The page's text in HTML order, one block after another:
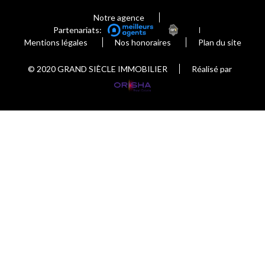
Notre agence
Partenariats:
Mentions légales
Nos honoraires Plan du site
© 2020 GRAND SIÈCLE IMMOBILIER Réalisé par